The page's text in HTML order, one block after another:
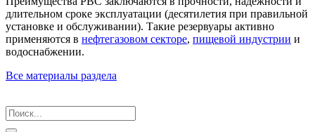
длительном сроке эксплуатации (десятилетия при правильной
установке и обслуживании). Такие резервуары активно
применяются в нефтегазовом секторе, пищевой индустрии и
водоснабжении.
Все материалы раздела